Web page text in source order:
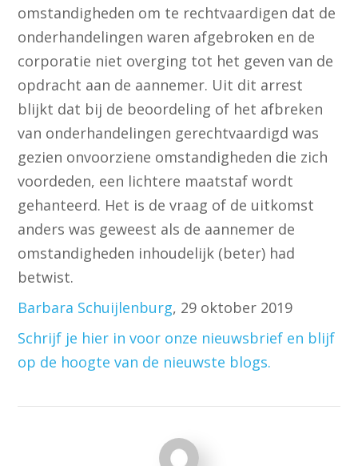
omstandigheden om te rechtvaardigen dat de
onderhandelingen waren afgebroken en de
corporatie niet overging tot het geven van de
opdracht aan de aannemer. Uit dit arrest
blijkt dat bij de beoordeling of het afbreken
van onderhandelingen gerechtvaardigd was
gezien onvoorziene omstandigheden die zich
voordeden, een lichtere maatstaf wordt
gehanteerd. Het is de vraag of de uitkomst
anders was geweest als de aannemer de
omstandigheden inhoudelijk (beter) had
betwist.
Barbara Schuijlenburg, 29 oktober 2019
Schrijf je hier in voor onze nieuwsbrief en blijf
op de hoogte van de nieuwste blogs.